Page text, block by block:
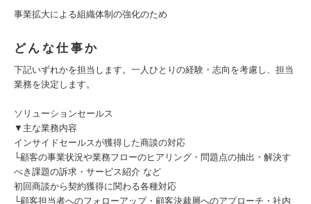
事業拡大による組織体制の強化のため
どんな仕事か
下記いずれかを担当します。一人ひとりの経験・志向を考慮し、担当
業務を決定します。
ソリューションセールス
▼主な業務内容
インサイドセールスが獲得した商談の対応
└顧客の事業状況や業務フローのヒアリング・問題点の抽出・解決す
べき課題の訴求・サービス紹介 など
初回商談から契約獲得に関わる各種対応
└顧客担当者へのフォローアップ・顧客決裁層へのアプローチ・社内